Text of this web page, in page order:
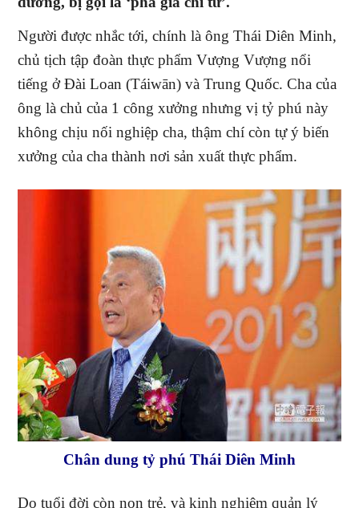
Người được nhắc tới, chính là ông Thái Diên Minh,
chủ tịch tập đoàn thực phẩm Vượng Vượng nổi
tiếng ở Đài Loan (Táiwān) và Trung Quốc. Cha của
ông là chủ của 1 công xưởng nhưng vị tỷ phú này
không chịu nối nghiệp cha, thậm chí còn tự ý biến
xưởng của cha thành nơi sản xuất thực phẩm.
Chân dung tỷ phú Thái Diên Minh
Do tuổi đời còn non trẻ, và kinh nghiệm quản lý